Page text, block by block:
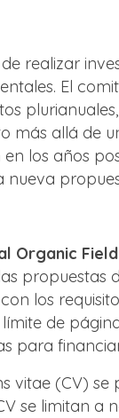
realizar
El
más allá de
los años
nueva
Organic
propuestas
los
de
para
vitae (CV)
se limitan a